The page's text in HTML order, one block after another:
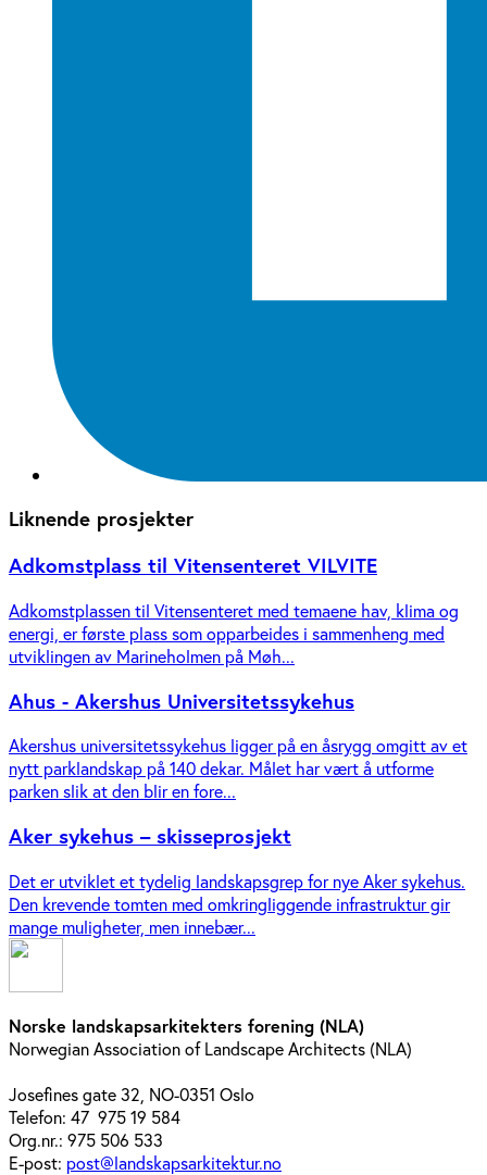
Liknende prosjekter
Adkomstplass til Vitensenteret VILVITE
Adkomstplassen til Vitensenteret med temaene hav, klima og
energi, er første plass som opparbeides i sammenheng med
utviklingen av Marineholmen på Møh...
Ahus - Akershus Universitetssykehus
Akershus universitetssykehus ligger på en åsrygg omgitt av et
nytt parklandskap på 140 dekar. Målet har vært å utforme
parken slik at den blir en fore...
Aker sykehus – skisseprosjekt
Det er utviklet et tydelig landskapsgrep for nye Aker sykehus.
Den krevende tomten med omkringliggende infrastruktur gir
mange muligheter, men innebær...
Norske landskapsarkitekters forening (NLA)
Norwegian Association of Landscape Architects (NLA)
Josefines gate 32, NO-0351 Oslo
Telefon: 47 975 19 584
Org.nr.: 975 506 533
E-post: post@landskapsarkitektur.no